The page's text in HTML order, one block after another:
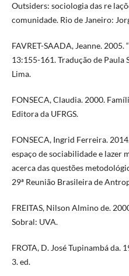
Outsiders: sociologia das re
comunidade. Rio de Janeiro:
FAVRET-SAADA, Jeanne. 2005.
13:155-161. Tradução de Paula
Lima.
FONSECA, Claudia. 2000.
Editora da UFRGS.
FONSECA, Ingrid Ferreira.
espaço de sociabilidade e lazer
acerca das questões
29ª Reunião Brasileira de
FREITAS, Nilson Almino de.
Sobral: UVA.
FROTA, D. José Tupinambá da.
3. ed.